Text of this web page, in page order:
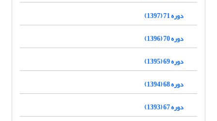
دوره 71 (1397)
دوره 70 (1396)
دوره 69 (1395)
دوره 68 (1394)
دوره 67 (1393)